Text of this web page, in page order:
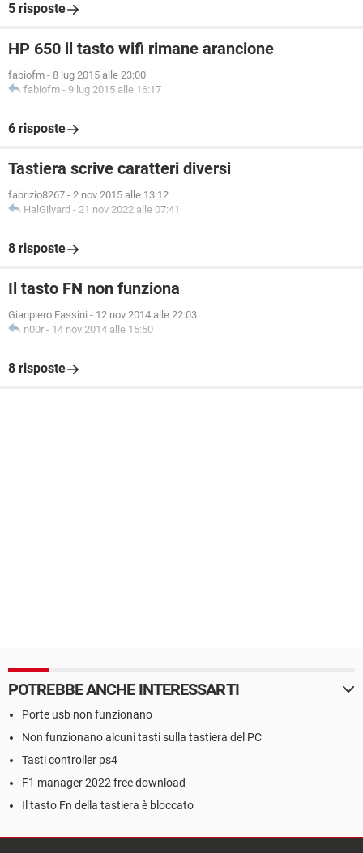
5 risposte
HP 650 il tasto wifi rimane arancione
fabiofm - 8 lug 2015 alle 23:00
fabiofm - 9 lug 2015 alle 16:17
6 risposte
Tastiera scrive caratteri diversi
fabrizio8267 - 2 nov 2015 alle 13:12
HalGilyard - 21 nov 2022 alle 07:41
8 risposte
Il tasto FN non funziona
Gianpiero Fassini - 12 nov 2014 alle 22:03
n00r - 14 nov 2014 alle 15:50
8 risposte
POTREBBE ANCHE INTERESSARTI
Porte usb non funzionano
Non funzionano alcuni tasti sulla tastiera del PC
Tasti controller ps4
F1 manager 2022 free download
Il tasto Fn della tastiera è bloccato